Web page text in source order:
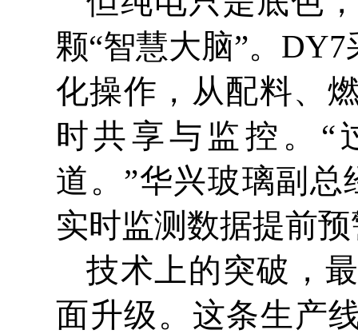
颗“智慧大脑”。
化操作，从配料、
时共享与监控。“
道。”华兴玻璃副
实时监测数据提前
技术上的突破，
面升级。这条生产